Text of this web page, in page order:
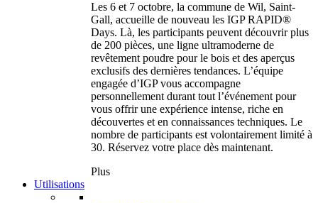
Les 6 et 7 octobre, la commune de Wil, Saint-
Gall, accueille de nouveau les IGP RAPID®
Days. Là, les participants peuvent découvrir plus
de 200 pièces, une ligne ultramoderne de
revêtement poudre pour le bois et des aperçus
exclusifs des dernières tendances. L’équipe
engagée d’IGP vous accompagne
personnellement durant tout l’événement pour
vous offrir une expérience intense, riche en
découvertes et en connaissances techniques. Le
nombre de participants est volontairement limité à
30. Réservez votre place dès maintenant.
Plus
Utilisations